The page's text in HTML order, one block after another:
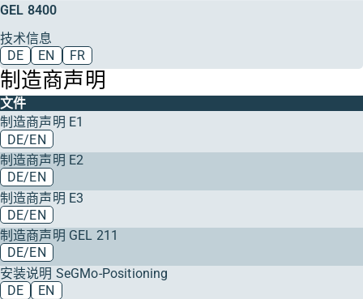
GEL 8400
技术信息
DE
EN FR
制造商声明
文件
制造商声明 E1
DE/EN
制造商声明 E2
DE/EN
制造商声明 E3
DE/EN
制造商声明 GEL 211
DE/EN
安装说明 SeGMo-Positioning
DE
EN